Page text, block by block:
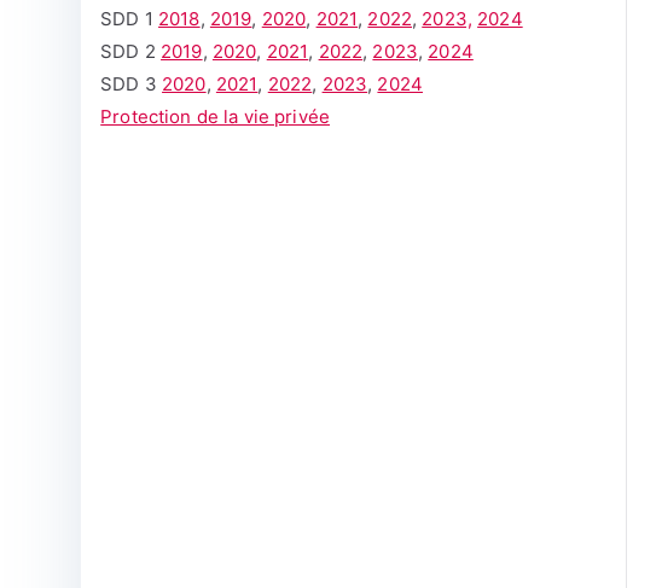
SDD 1 2018, 2019, 2020, 2021, 2022, 2023, 2024
SDD 2 2019, 2020, 2021, 2022, 2023, 2024
SDD 3 2020, 2021, 2022, 2023, 2024
Protection de la vie privée